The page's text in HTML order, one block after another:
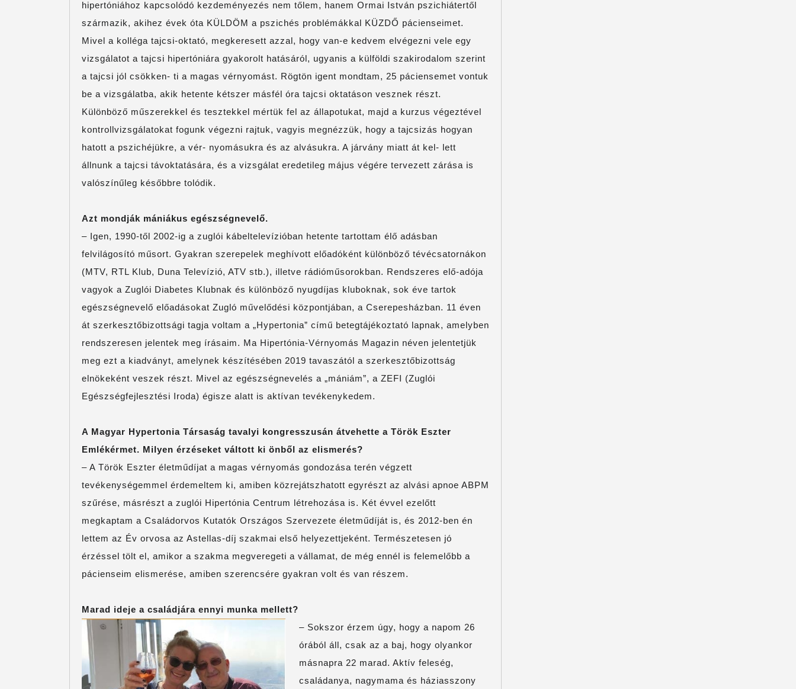
hipertóniához kapcsolódó kezdeményezés nem tőlem, hanem Ormai István pszichiátertől
származik, akihez évek óta KÜLDÖM a pszichés problémákkal KÜZDŐ pácienseimet.
Mivel a kolléga tajcsi-oktató, megkeresett azzal, hogy van-e kedvem elvégezni vele egy
vizsgálatot a tajcsi hipertóniára gyakorolt hatásáról, ugyanis a külföldi szakirodalom szerint
a tajcsi jól csökken- ti a magas vérnyomást. Rögtön igent mondtam, 25 páciensemet vontuk
be a vizsgálatba, akik hetente kétszer másfél óra tajcsi oktatáson vesznek részt.
Különböző műszerekkel és tesztekkel mértük fel az állapotukat, majd a kurzus végeztével
kontrollvizsgálatokat fogunk végezni rajtuk, vagyis megnézzük, hogy a tajcsizás hogyan
hatott a pszichéjükre, a vér- nyomásukra és az alvásukra. A járvány miatt át kel- lett
állnunk a tajcsi távoktatására, és a vizsgálat eredetileg május végére tervezett zárása is
valószínűleg későbbre tolódik.
Azt mondják mániákus egészségnevelő.
– Igen, 1990-től 2002-ig a zuglói kábeltelevízióban hetente tartottam élő adásban
felvilágosító műsort. Gyakran szerepelek meghívott előadóként különböző tévécsatornákon
(MTV, RTL Klub, Duna Televízió, ATV stb.), illetve rádióműsorokban. Rendszeres elő-adója
vagyok a Zuglói Diabetes Klubnak és különböző nyugdíjas kluboknak, sok éve tartok
egészségnevelő előadásokat Zugló művelődési központjában, a Cserepesházban. 11 éven
át szerkesztőbizottsági tagja voltam a „Hypertonia” című betegtájékoztató lapnak, amelyben
rendszeresen jelentek meg írásaim. Ma Hipertónia-Vérnyomás Magazin néven jelentetjük
meg ezt a kiadványt, amelynek készítésében 2019 tavaszától a szerkesztőbizottság
elnökeként veszek részt. Mivel az egészségnevelés a „mániám”, a ZEFI (Zuglói
Egészségfejlesztési Iroda) égisze alatt is aktívan tevékenykedem.
A Magyar Hypertonia Társaság tavalyi kongresszusán átvehette a Török Eszter
Emlékérmet. Milyen érzéseket váltott ki önből az elismerés?
– A Török Eszter életműdíjat a magas vérnyomás gondozása terén végzett
tevékenységemmel érdemeltem ki, amiben közrejátszhatott egyrészt az alvási apnoe ABPM
szűrése, másrészt a zuglói Hipertónia Centrum létrehozása is. Két évvel ezelőtt
megkaptam a Családorvos Kutatók Országos Szervezete életműdíját is, és 2012-ben én
lettem az Év orvosa az Astellas-díj szakmai első helyezettjeként. Természetesen jó
érzéssel tölt el, amikor a szakma megveregeti a vállamat, de még ennél is felemelőbb a
pácienseim elismerése, amiben szerencsére gyakran volt és van részem.
Marad ideje a családjára ennyi munka mellett?
– Sokszor érzem úgy, hogy a napom 26
órából áll, csak az a baj, hogy olyankor
másnapra 22 marad. Aktív feleség,
családanya, nagymama és háziasszony